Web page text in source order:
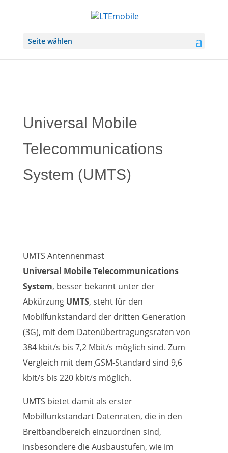
Seite wählen
Universal Mobile
Telecommunications
System (UMTS)
UMTS Antennenmast
Universal Mobile Telecommunications
System, besser bekannt unter der
Abkürzung UMTS, steht für den
Mobilfunkstandard der dritten Generation
(3G), mit dem Datenübertragungsraten von
384 kbit/s bis 7,2 Mbit/s möglich sind. Zum
Vergleich mit dem GSM-Standard sind 9,6
kbit/s bis 220 kbit/s möglich.
UMTS bietet damit als erster
Mobilfunkstandart Datenraten, die in den
Breitbandbereich einzuordnen sind,
insbesondere die Ausbaustufen, wie im